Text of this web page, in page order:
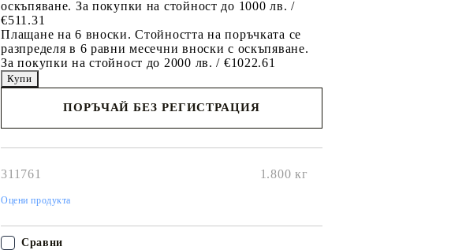
оскъпяване. За покупки на стойност до 1000 лв. /
€511.31
Плащане на 6 вноски. Стойността на поръчката се
разпределя в 6 равни месечни вноски с оскъпяване.
За покупки на стойност до 2000 лв. / €1022.61
ПОРЪЧАЙ БЕЗ РЕГИСТРАЦИЯ
311761 1.800 кг
Оцени продукта
Сравни